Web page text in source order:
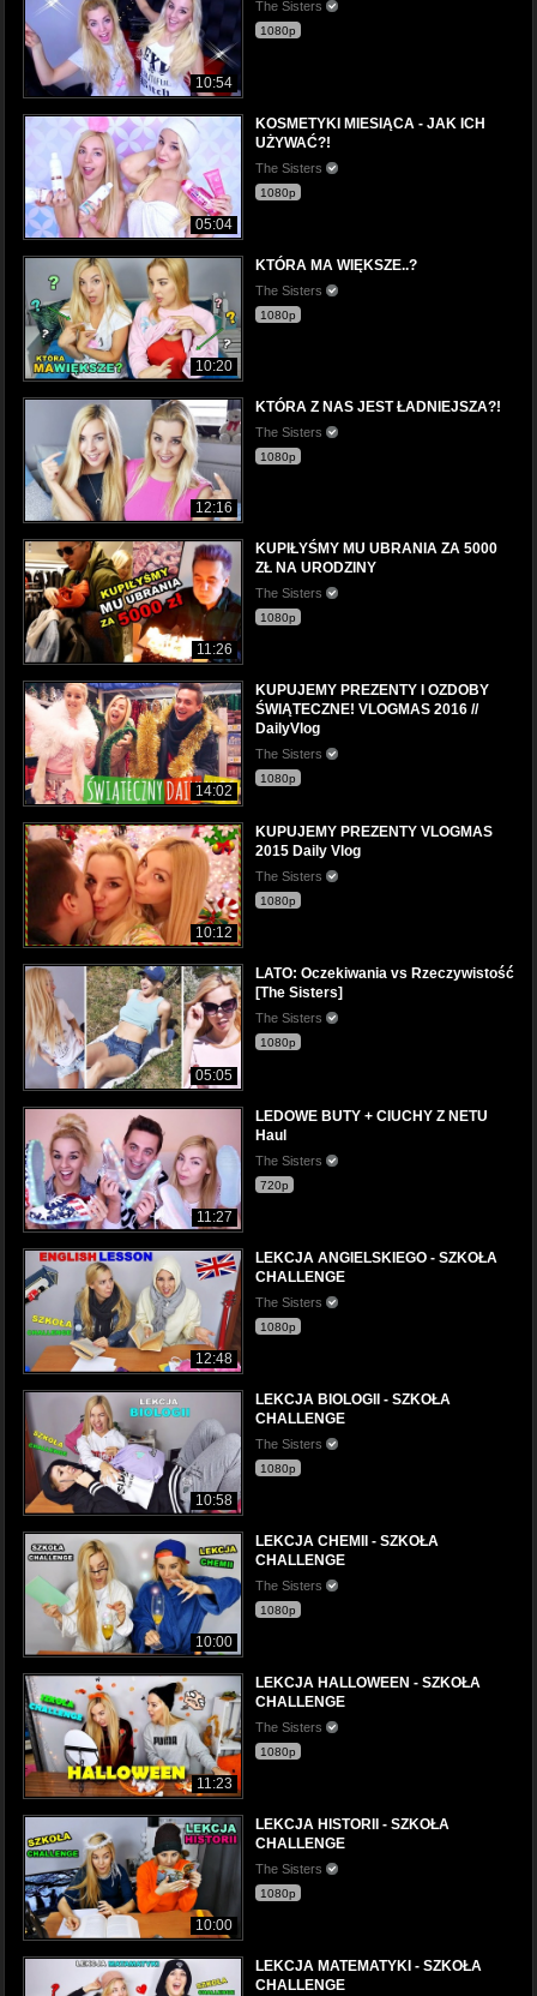
10:54
The Sisters
1080p
05:04
KOSMETYKI MIESIĄCA - JAK ICH
UŻYWAĆ?!
The Sisters
1080p
10:20
KTÓRA MA WIĘKSZE..?
The Sisters
1080p
12:16
KTÓRA Z NAS JEST ŁADNIEJSZA?!
The Sisters
1080p
11:26
KUPIŁYŚMY MU UBRANIA ZA 5000
ZŁ NA URODZINY
The Sisters
1080p
14:02
KUPUJEMY PREZENTY I OZDOBY
ŚWIĄTECZNE! VLOGMAS 2016 //
DailyVlog
The Sisters
1080p
10:12
KUPUJEMY PREZENTY VLOGMAS
2015 Daily Vlog
The Sisters
1080p
05:05
LATO: Oczekiwania vs Rzeczywistość
[The Sisters]
The Sisters
1080p
11:27
LEDOWE BUTY + CIUCHY Z NETU
Haul
The Sisters
720p
12:48
LEKCJA ANGIELSKIEGO - SZKOŁA
CHALLENGE
The Sisters
1080p
10:58
LEKCJA BIOLOGII - SZKOŁA
CHALLENGE
The Sisters
1080p
10:00
LEKCJA CHEMII - SZKOŁA
CHALLENGE
The Sisters
1080p
11:23
LEKCJA HALLOWEEN - SZKOŁA
CHALLENGE
The Sisters
1080p
10:00
LEKCJA HISTORII - SZKOŁA
CHALLENGE
The Sisters
1080p
LEKCJA MATEMATYKI - SZKOŁA
CHALLENGE